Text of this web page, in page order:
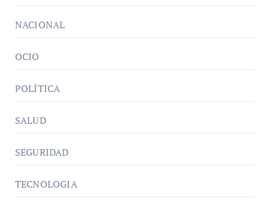
NACIONAL
OCIO
POLÍTICA
SALUD
SEGURIDAD
TECNOLOGIA